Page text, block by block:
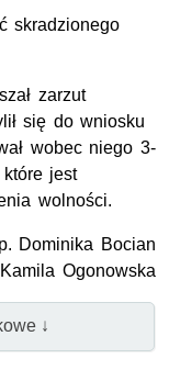
skradzionego
zarzut
się do wniosku
wobec niego 3-
jest
wolności.
Dominika Bocian
Ogonowska
↓